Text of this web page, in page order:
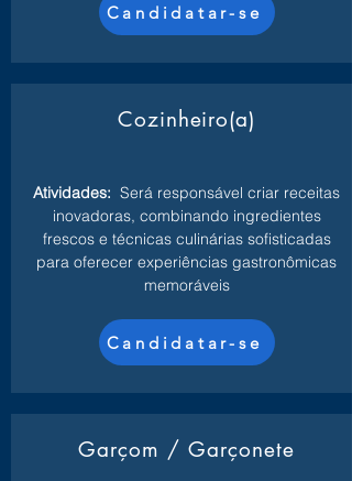
Candidatar-se
Cozinheiro(a)
Atividades: Será responsável criar receitas
inovadoras, combinando ingredientes
frescos e técnicas culinárias sofisticadas
para oferecer experiências gastronômicas
memoráveis
Candidatar-se
Garçom / Garçonete